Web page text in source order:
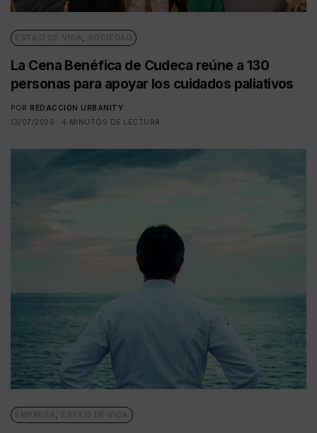
ESTILO DE VIDA , SOCIEDAD
La Cena Benéfica de Cudeca reúne a 130
personas para apoyar los cuidados paliativos
POR REDACCIÓN URBANITY
13/07/2026
4 MINUTOS DE LECTURA
EMPRESA , ESTILO DE VIDA